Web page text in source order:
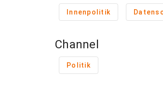
Innenpolitik
Channel
Politik